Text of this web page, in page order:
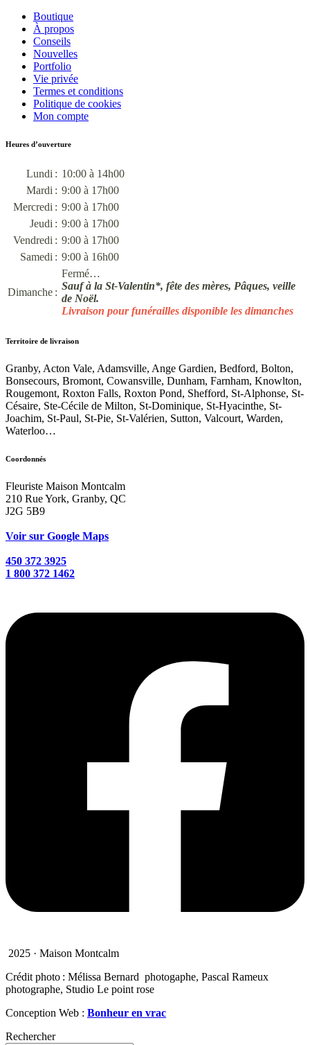
Boutique
À propos
Conseils
Nouvelles
Portfolio
Vie privée
Termes et conditions
Politique de cookies
Mon compte
Heures d’ouverture
Lundi : 10:00 à 14h00
Mardi : 9:00 à 17h00
Mercredi : 9:00 à 17h00
Jeudi : 9:00 à 17h00
Vendredi : 9:00 à 17h00
Samedi : 9:00 à 16h00
Dimanche :
Fermé…
Sauf à la St-Valentin*, fête des mères, Pâques, veille
de Noël.
Livraison pour funérailles disponible les dimanches
Territoire de livraison
Granby, Acton Vale, Adamsville, Ange Gardien, Bedford, Bolton,
Bonsecours, Bromont, Cowansville, Dunham, Farnham, Knowlton,
Rougemont, Roxton Falls, Roxton Pond, Shefford, St-Alphonse, St-
Césaire, Ste-Cécile de Milton, St-Dominique, St-Hyacinthe, St-
Joachim, St-Paul, St-Pie, St-Valérien, Sutton, Valcourt, Warden,
Waterloo…
Coordonnés
Fleuriste Maison Montcalm
210 Rue York, Granby, QC
J2G 5B9
Voir sur Google Maps
450 372 3925
1 800 372 1462
2025 · Maison Montcalm
Crédit photo : Mélissa Bernard photogaphe, Pascal Rameux
photographe, Studio Le point rose
Conception Web : Bonheur en vrac
Rechercher